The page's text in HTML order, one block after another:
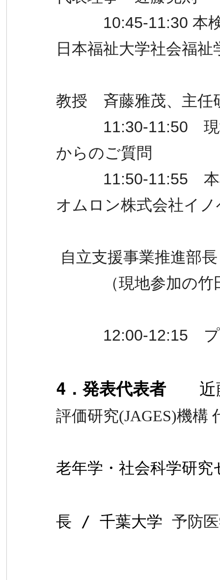
10:45-
日本福祉大学社会福
教授 斉藤雅茂、主
11:30-11:50 現地
からのご質問
11:50-11:55
オムロン株式会社イ
自立支援事業推進部
（現地参加の竹田
12:00-12:15 プレ
4 ．発表代表者 近
評価研究(JAGES)機構
老年学・ 社会科学研究
長 / 千葉大学 予防